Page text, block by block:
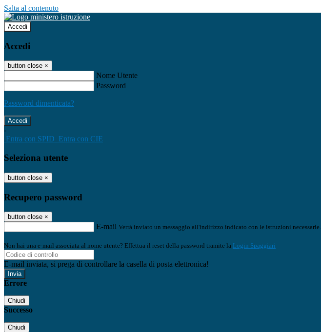
Salta al contenuto
Accedi
Accedi
button close ×
Nome Utente
Password
Password dimenticata?
-
Entra con SPID Entra con CIE
Seleziona utente
button close ×
Recupero password
button close ×
E-mail Verrà inviato un messaggio all'indirizzo indicato con le istruzioni necessarie.
Non hai una e-mail associata al nome utente? Effettua il reset della password tramite la Login Spaggiari
E-mail inviata, si prega di controllare la casella di posta elettronica!
Errore
Chiudi
Successo
Chiudi